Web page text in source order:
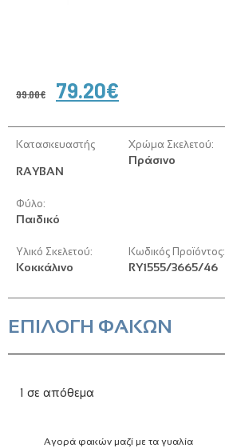
99.00€ 79.20€
Κατασκευαστής
RAYBAN
Χρώμα Σκελετού:
Πράσινο
Φύλο:
Παιδικό
Υλικό Σκελετού:
Κοκκάλινο
Κωδικός Προϊόντος:
RY1555/3665/46
ΕΠΙΛΟΓΗ ΦΑΚΩΝ
1 σε απόθεμα
Αγορά φακών μαζί με τα γυαλία